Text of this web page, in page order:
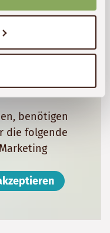
benötigen
die folgende